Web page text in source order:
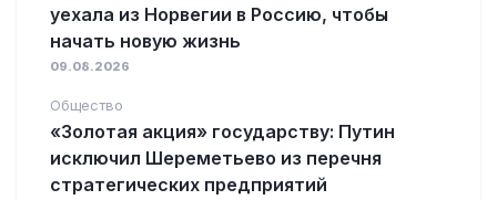
уехала из Норвегии в Россию, чтобы
начать новую жизнь
09.08.2026
Общество
«Золотая акция» государству: Путин
исключил Шереметьево из перечня
стратегических предприятий